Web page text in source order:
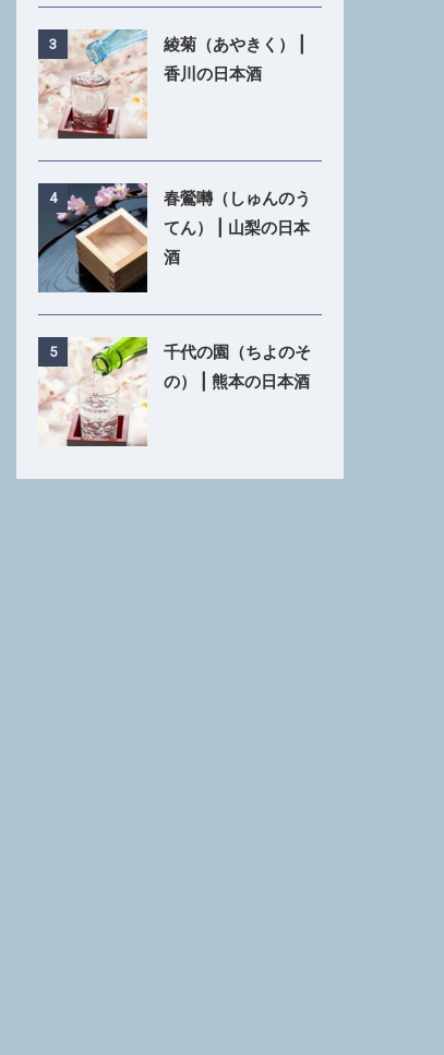
3
綾菊（あやきく） |
香川の日本酒
4
春鶯囀（しゅんのう
てん） | 山梨の日本
酒
5
千代の園（ちよのそ
の） | 熊本の日本酒